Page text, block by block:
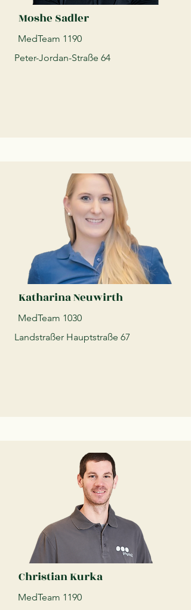
Moshe Sadler
MedTeam 1190
Peter-Jordan-Straße 64
Katharina Neuwirth
MedTeam 1030
Landstraßer Hauptstraße 67
Christian Kurka
MedTeam 1190